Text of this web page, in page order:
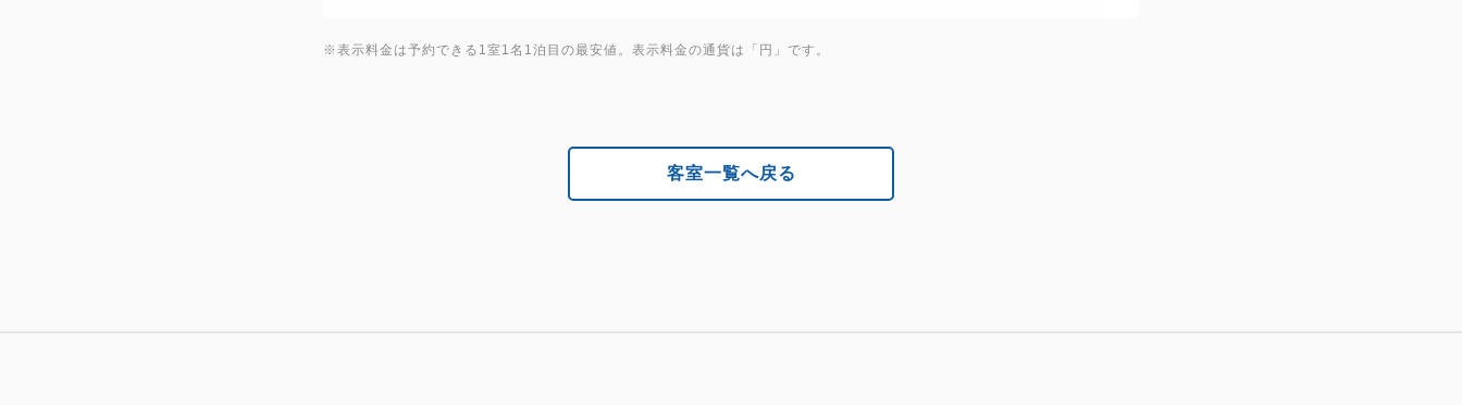
※表示料金は予約できる1室1名1泊目の最安値。表示料金の通貨は「円」です。
客室一覧へ戻る